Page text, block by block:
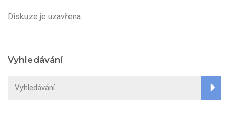
Diskuze je uzavřena.
Vyhledávání